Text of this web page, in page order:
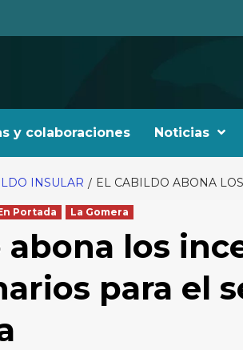
y colaboraciones Noticias
INSULAR EL CABILDO ABONA
Portada La Gomera
abona los
para el